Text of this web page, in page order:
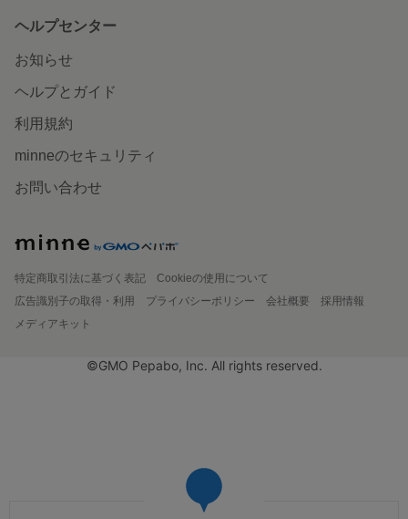
ヘルプセンター
お知らせ
ヘルプとガイド
利用規約
minneのセキュリティ
お問い合わせ
特定商取引法に基づく表記
Cookieの使用について
広告識別子の取得・利用
プライバシーポリシー 会社概要
採用情報
メディアキット
©GMO Pepabo, Inc. All rights reserved.